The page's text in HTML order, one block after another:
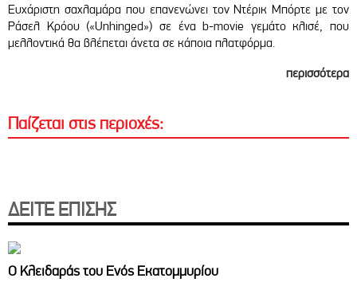
Ευχάριστη σαχλαμάρα που επανενώνει τον Ντέρικ Μπόρτε με τον
Ράσελ Κρόου («Unhinged») σε ένα b-movie γεμάτο κλισέ, που
μελλοντικά θα βλέπεται άνετα σε κάποια πλατφόρμα.
περισσότερα
Παίζεται στις περιοχές:
ΔΕΙΤΕ ΕΠΙΣΗΣ
Ο Κλειδαράς του Ενός Εκατομμυρίου